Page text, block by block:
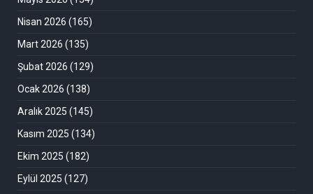
Nisan 2026 (165)
Mart 2026 (135)
Şubat 2026 (129)
Ocak 2026 (138)
Aralık 2025 (145)
Kasım 2025 (134)
Ekim 2025 (182)
Eylül 2025 (127)